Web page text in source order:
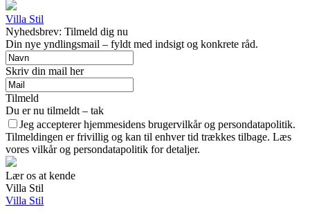
Villa Stil
Nyhedsbrev: Tilmeld dig nu
Din nye yndlingsmail – fyldt med indsigt og konkrete råd.
Skriv din mail her
Tilmeld
Du er nu tilmeldt – tak
Jeg accepterer hjemmesidens brugervilkår og persondatapolitik.
Tilmeldingen er frivillig og kan til enhver tid trækkes tilbage. Læs
vores vilkår og persondatapolitik for detaljer.
Lær os at kende
Villa Stil
Villa Stil